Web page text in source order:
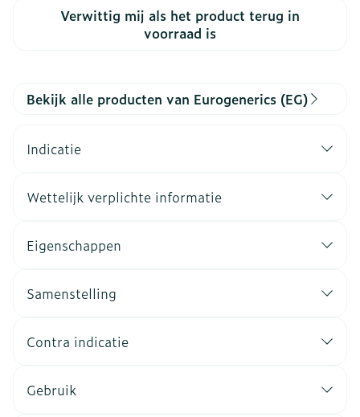
Verwittig mij als het product terug in
voorraad is
Bekijk alle producten van Eurogenerics (EG)
Indicatie
Wettelijk verplichte informatie
Eigenschappen
Samenstelling
Contra indicatie
Gebruik